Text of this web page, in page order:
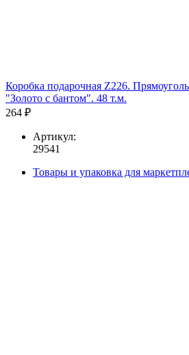
Коробка подарочная Z226.
"Золото с бантом". 48 т.м.
264 ₽
Артикул:
29541
Товары и упаковка для